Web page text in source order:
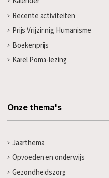
Recente activiteiten
Prijs Vrijzinnig Humanisme
Boekenprijs
Karel Poma-lezing
Onze thema's
Jaarthema
Opvoeden en onderwijs
Gezondheidszorg